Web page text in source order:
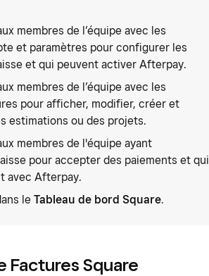
membres de l’équipe avec les
et paramètres pour configurer les
et qui peuvent activer Afterpay.
membres de l’équipe avec les
pour afficher, modifier, créer et
estimations ou des projets.
membres de l'équipe ayant
pour accepter des paiements et qui
avec Afterpay.
le Tableau de bord Square.
Factures Square